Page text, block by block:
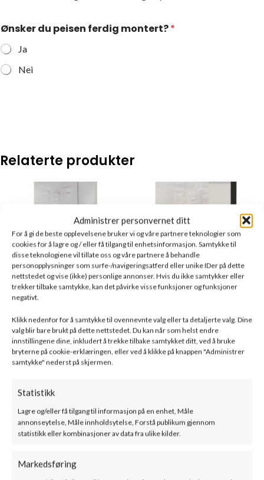
Administrer personvernet ditt
For å gi de beste opplevelsene bruker vi og våre partnere teknologier som
cookies for å lagre og / eller få tilgang til enhetsinformasjon. Samtykke til
disse teknologiene vil tillate oss og våre partnere å behandle
personopplysninger som surfe-/navigeringsatferd eller unike IDer på dette
nettstedet og vise (ikke) personlige annonser. Hvis du ikke samtykker eller
trekker tilbake samtykke, kan det påvirke visse funksjoner og funksjoner
negativt.
Klikk nedenfor for å samtykke til ovennevnte valg eller ta detaljerte valg. Dine
valg blir bare brukt på dette nettstedet. Du kan når som helst endre
innstillingene dine, inkludert å trekke tilbake samtykket ditt, ved å bruke
bryterne på cookie-erklæringen, eller ved å klikke på knappen "Administrer
samtykke" nederst på skjermen.
Statistikk
Lagre og/eller få tilgang til informasjon på en enhet, Måle
annonseytelse, Måle innholdsytelse, Forstå publikum gjennom
statistikk eller kombinasjoner av data fra ulike kilder.
Markedsføring
Ønsker du peisen ferdig montert?*
Ja
Nei
Relaterte produkter
Bef Home – AQUATIC WH
V 70 CP/CL –
SKU:000-0001405
80000kr – 89100krink. mva
Bef Home – TWIN V 10 N
AQUATIC II – Vannmantlet
SKU:000-0002144
74000kr –91400kr ink. mva
FLOKI S2 – Peisinnsats
FLOKI kombinerer elegant estetikk med avansert
interiør. Det elegante designet med dekorativt GLASS-glass